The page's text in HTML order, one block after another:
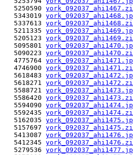
5250590
5343019
5337613
5211335
5205123
5095801
5090223
4775764
4746900
5618483
5618271
5588721
5586420
5594090
5592435
5162035
5157697
5413087
5412345
5279536